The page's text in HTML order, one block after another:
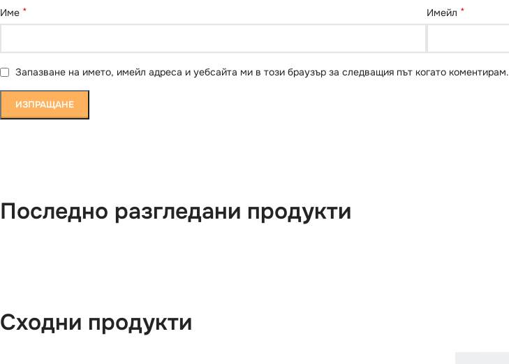
Име * Имейл *
Запазване на името, имейл адреса и уебсайта ми в този браузър за следващия път когато коментирам.
Последно разгледани продукти
Сходни продукти